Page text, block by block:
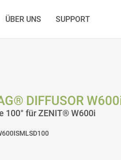
ÜBER UNS SUPPORT
DIFFUSOR
100° für ZENIT® W600i